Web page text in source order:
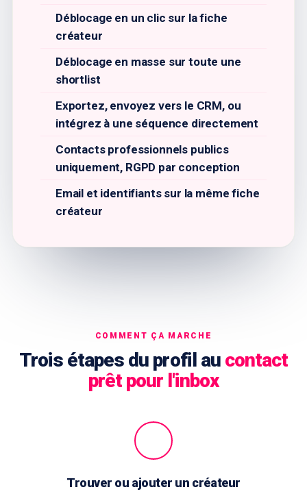
Déblocage en un clic sur la fiche
créateur
Déblocage en masse sur toute une
shortlist
Exportez, envoyez vers le CRM, ou
intégrez à une séquence directement
Contacts professionnels publics
uniquement, RGPD par conception
Email et identifiants sur la même fiche
créateur
COMMENT ÇA MARCHE
Trois étapes du profil au contact
prêt pour l'inbox
Trouver ou ajouter un créateur